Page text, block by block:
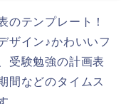
のテンプレート！
ザイン♪かわいいフ
受験勉強の計画表
間などのタイムス